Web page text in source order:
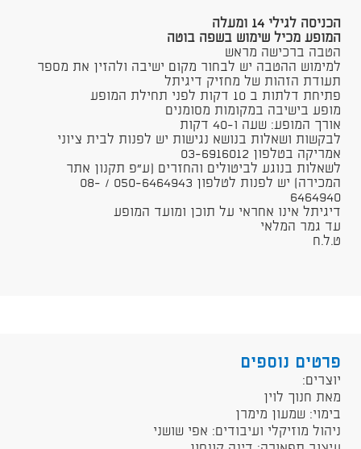
הכניסה לגילי 14 ומעלה
המופע מכיל שימוש בשפה בוטה
הטבה ברכישה מראש
למימוש ההטבה​ יש לבחור מקום ישיבה ולהזין את מספר
תעודת הזהות של מחזיק דיגיתל
פתיחת דלתות ב 10 דקות לפני תחילת המופע
מופע בישיבה במקומות מסומנים
אורך המופע: שעה ו-40 דקות​
לבקשות ושאלות בנושא נגישות יש לפנות לבית ציוני
אמריקה בטלפון 03-6916012​
לשאלות בנוגע לביטולים והחזרים (ע"פ תקנון אתר
המכירה) יש לפנות לטלפון 050-6464943 / 08-
6464940​
דיגיתל אינו אחראי על תוכן ומועד המופע
עד גמר המלאי
ט.ל.ח​
פרטים נוספים
​יוצרים:
מאת חנוך לוין
בימוי: שמעון מימרן
ניהול מוזיקלי ועיבודים: אפי שושני